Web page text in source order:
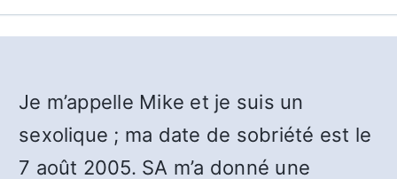
Je m’appelle Mike et je suis un
sexolique ; ma date de sobriété est le
7 août 2005. SA m’a donné une